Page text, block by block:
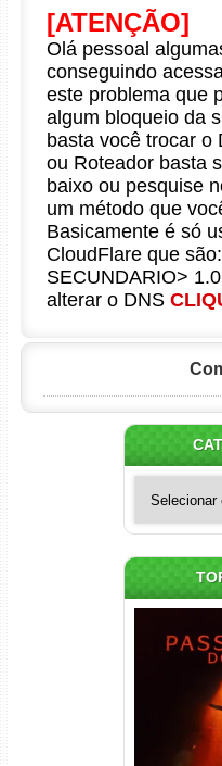
[ATENÇÃO]
Olá pessoal
conseguindo
este problema que
algum bloqueio da
basta você trocar o
ou Roteador basta
baixo ou pesquise
um método que
Basicamente é só
CloudFlare que
SECUNDARIO>
alterar o DNS